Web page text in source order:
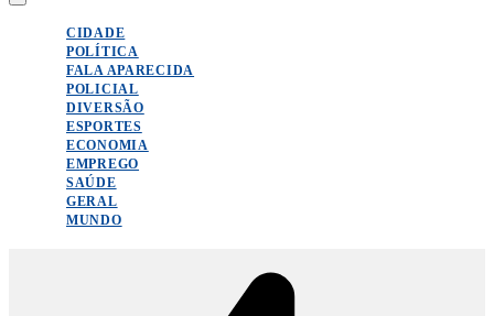
CIDADE
POLÍTICA
FALA APARECIDA
POLICIAL
DIVERSÃO
ESPORTES
ECONOMIA
EMPREGO
SAÚDE
GERAL
MUNDO